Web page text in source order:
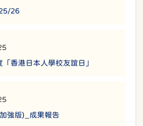
26
香港日本人學校友誼日」
強版)_成果報告